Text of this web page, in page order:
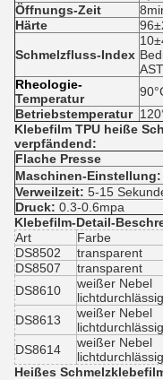
Öffnungs-Zeit
Härte
Schmelzfluss-Index
Rheologie-
Temperatur
90
Betriebstemperatur
Klebefilm TPU heiße
verpfändend:
Flache Presse
Maschinen-Einstellung:
Verweilzeit: 5-15
Druck: 0.3-0.6mpa
Klebefilm-Detail-
Art
Farbe
DS8502
transparent
DS8507
transparent
DS8610
weißer Nebel
lichtdurchlässig
DS8613
weißer Nebel
lichtdurchlässig
DS8614
weißer Nebel
lichtdurchlässig
Heißes